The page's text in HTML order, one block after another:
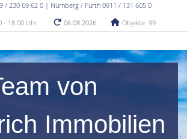
/ 230 69 62 0 | Nürnberg / Fürth 0911 / 131 605 0
- 18.00 Uhr
06.08.2026 Objekte: 99
von
Immobilien